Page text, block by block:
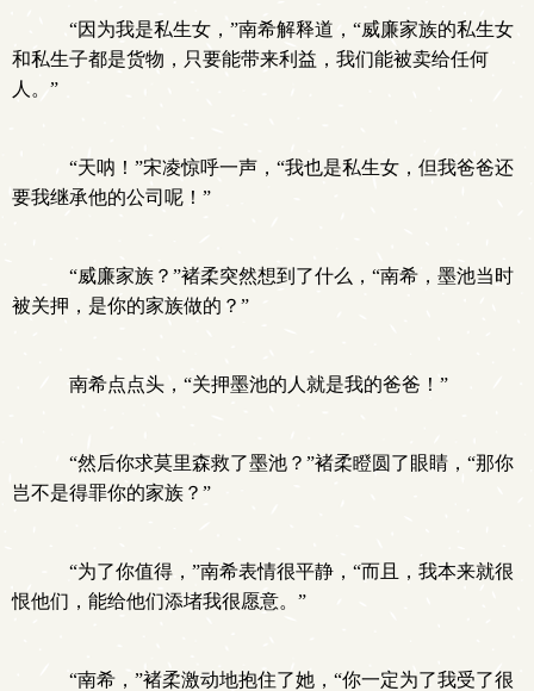
“因为我是私生女，”南希解释道，“威廉家族的私生女
和私生子都是货物，只要能带来利益，我们能被卖给任何
人。”
“天呐！”宋凌惊呼一声，“我也是私生女，但我爸爸还
要我继承他的公司呢！”
“威廉家族？”褚柔突然想到了什么，“南希，墨池当时
被关押，是你的家族做的？”
南希点点头，“关押墨池的人就是我的爸爸！”
“然后你求莫里森救了墨池？”褚柔瞪圆了眼睛，“那你
岂不是得罪你的家族？”
“为了你值得，”南希表情很平静，“而且，我本来就很
恨他们，能给他们添堵我很愿意。”
“南希，”褚柔激动地抱住了她，“你一定为了我受了很